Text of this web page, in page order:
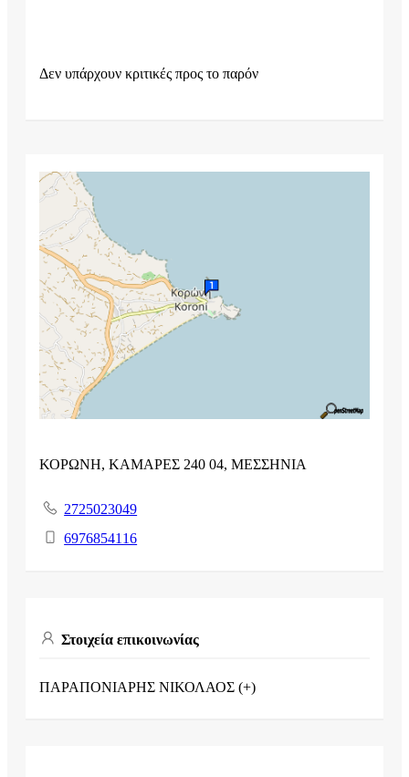
Δεν υπάρχουν κριτικές προς το παρόν
ΚΟΡΩΝΗ, ΚΑΜΑΡΕΣ 240 04, ΜΕΣΣΗΝΙΑ
2725023049
6976854116
Στοιχεία επικοινωνίας
ΠΑΡΑΠΟΝΙΑΡΗΣ ΝΙΚΟΛΑΟΣ (+)